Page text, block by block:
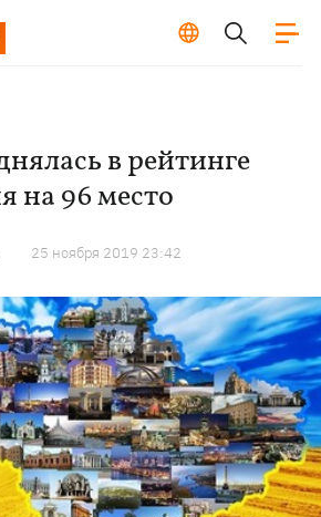
в рейтинге
на 96 место
25 ноября 2019 23:42